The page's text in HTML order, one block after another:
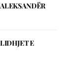
ALEKSANDËR
E